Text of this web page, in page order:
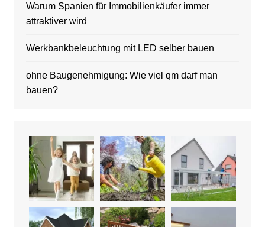
Warum Spanien für Immobilienkäufer immer
attraktiver wird
Werkbankbeleuchtung mit LED selber bauen
ohne Baugenehmigung: Wie viel qm darf man
bauen?